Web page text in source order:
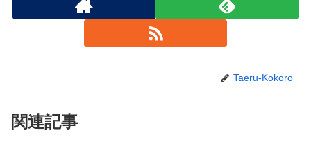
Taeru-Kokoro
関連記事